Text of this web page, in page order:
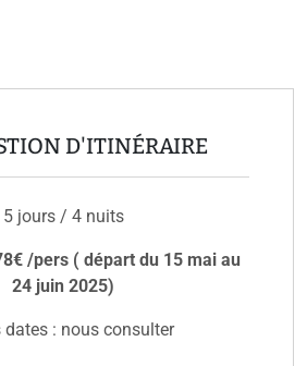
D'ITINÉRAIRE
5 jours / 4 nuits
/pers ( départ du 15 mai au
24 juin 2025)
dates : nous consulter